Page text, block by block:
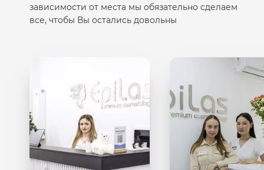
зависимости от места мы обязательно сделаем
все, чтобы Вы остались довольны